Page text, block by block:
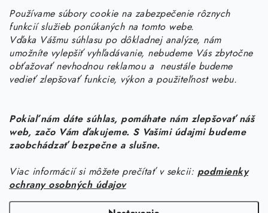
Používame súbory cookie na zabezpečenie rôznych
funkcií služieb ponúkaných na tomto webe.
Vďaka Vášmu súhlasu po dôkladnej analýze, nám
umožníte vylepšiť vyhľadávanie, nebudeme Vás zbytočne
obťažovať nevhodnou reklamou a neustále budeme
vedieť zlepšovať funkcie, výkon a použiteľnost webu.
Pokiaľ nám dáte súhlas, pomáhate nám zlepšovať náš
web, začo Vám ďakujeme. S Vašimi údajmi budeme
zaobchádzať bezpečne a slušne.
Viac informácií si môžete prečítať v sekcii: podmienky
ochrany osobných údajov
objednavky@kurin.sk
0950456469
Informácie pre vás
Náš príbeh od začiatku
Facebook